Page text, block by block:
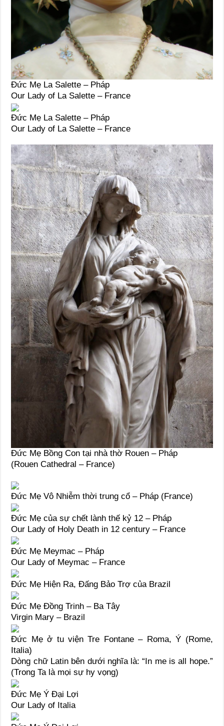
Đức Mẹ La Salette – Pháp
Our Lady of La Salette – France
Đức Mẹ La Salette – Pháp
Our Lady of La Salette – France
Đức Mẹ Bồng Con tại nhà thờ Rouen – Pháp
(Rouen Cathedral – France)
Đức Mẹ Vô Nhiễm thời trung cổ – Pháp (France)
Đức Mẹ của sự chết lành thế kỷ 12 – Pháp
Our Lady of Holy Death in 12 century – France
Đức Mẹ Meymac – Pháp
Our Lady of Meymac – France
Đức Mẹ Hiện Ra, Đấng Bảo Trợ của Brazil
Đức Mẹ Đồng Trinh – Ba Tây
Virgin Mary – Brazil
Đức Mẹ ở tu viện Tre Fontane – Roma, Ý (Rome,
Italia)
Dòng chữ Latin bên dưới nghĩa là: “In me is all hope.”
(Trong Ta là mọi sự hy vọng)
Đức Mẹ Ý Đại Lợi
Our Lady of Italia